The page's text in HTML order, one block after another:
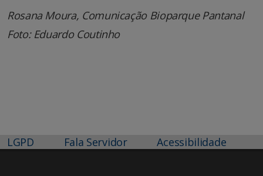
Rosana Moura, Comunicação Bioparque Pantanal
Foto: Eduardo Coutinho
LGPD Fala Servidor Acessibilidade